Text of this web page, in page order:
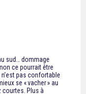
sud… dommage
ce pourrait être
pas confortable
se « vacher » au
courtes. Plus à